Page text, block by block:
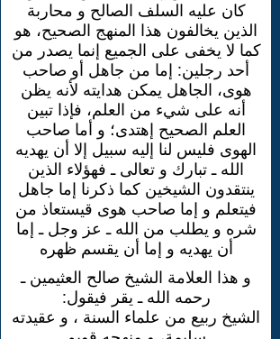
كان عليه السلف الصالح و محاربة
الذين يخالفون هذا المنهج الصحيح، هو
كما لا يخفى على الجميع إنما يصدر من
أحد رجلين: إما من جاهل أو صاحب
هوى، الجاهل يمكن هدايته لأنه يظن
أنه على شيء من العلم، فإذا تبين
العلم الصحيح إهتدى؛ و أما صاحب
الهوى فليس لنا إليه سبيل إلا أن يهديه
الله ـ تبارك و تعالى ـ فهؤلاء الذين
ينتقدون الشيخين كما ذكرنا إما جاهل
فيتعلم و إما صاحب هوى قيستعاذ من
شره و يطلب من الله ـ عز وجل ـ إما
أن يهديه و إما أن يقسم ظهره
و هذا العلامة الشيخ صالح العثيمين ـ
رحمه الله ـ يقر فيقول:
الشيخ ربيع من علماء السنة ، و عقيدته